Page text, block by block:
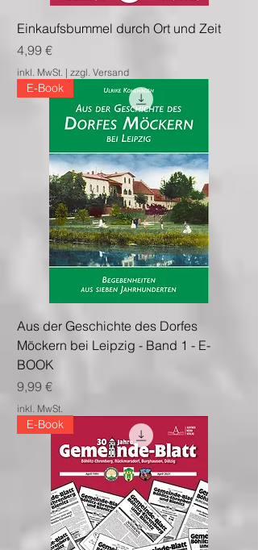
Einkaufsbummel durch Ort und Zeit
Preis
4,99 €
inkl. MwSt. | zzgl. Versand
E-Book
Aus der Geschichte des Dorfes
Möckern bei Leipzig - Band 1 - E-
BOOK
Preis
9,99 €
inkl. MwSt.
E-Book